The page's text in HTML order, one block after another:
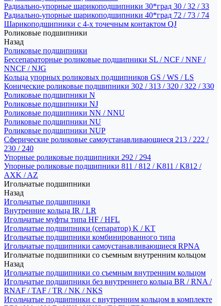
Радиально-упорные шарикоподшипники 30*град 30 / 32 / 33
Радиально-упорные шарикоподшипники 40*град 72 / 73 / 74
Шарикоподшипники с 4-х точечным контактом QJ
Роликовые подшипники
Назад
Роликовые подшипники
Бессепараторные роликовые подшипники SL / NCF / NNF /
NNCF / NJG
Кольца упорных роликовых подшипников GS / WS / LS
Конические роликовые подшипники 302 / 313 / 320 / 322 / 330
Роликовые подшипники N
Роликовые подшипники NJ
Роликовые подшипники NN / NNU
Роликовые подшипники NU
Роликовые подшипники NUP
Сферические роликовые самоустанавливающиеся 213 / 222 /
230 / 240
Упорные роликовые подшипники 292 / 294
Упорные роликовые подшипники 811 / 812 / K811 / K812 /
AXK / AZ
Игольчатые подшипники
Назад
Игольчатые подшипники
Внутренние кольца IR / LR
Игольчатые муфты типа HF / HFL
Игольчатые подшипники (сепаратор) K / KT
Игольчатые подшипники комбинированного типа
Игольчатые подшипники самоустанавливающиеся RPNA
Игольчатые подшипники со съемным внутренним кольцом
Назад
Игольчатые подшипники со съемным внутренним кольцом
Игольчатые подшипники без внутреннего кольца BR / RNA /
RNAF / TAF / TR / NK / NKS
Игольчатые подшипники с внутренним кольцом в комплекте